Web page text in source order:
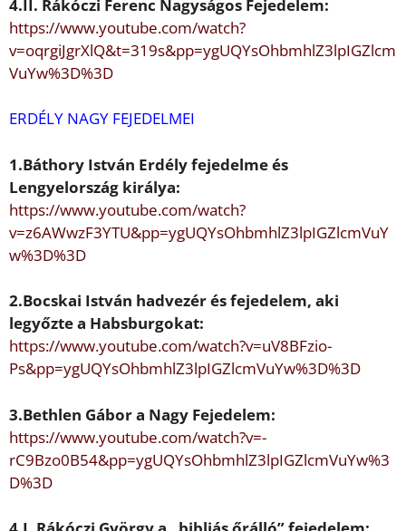
4.II. Rákóczi Ferenc Nagyságos Fejedelem:
https://www.youtube.com/watch?
v=oqrgiJgrXlQ&t=319s&pp=ygUQYsOhbmhlZ3lpIGZlcm
VuYw%3D%3D
ERDÉLY NAGY FEJEDELMEI
1.Báthory István Erdély fejedelme és
Lengyelország királya:
https://www.youtube.com/watch?
v=z6AWwzF3YTU&pp=ygUQYsOhbmhlZ3lpIGZlcmVuY
w%3D%3D
2.Bocskai István hadvezér és fejedelem, aki
legyőzte a Habsburgokat:
https://www.youtube.com/watch?v=uV8BFzio-
Ps&pp=ygUQYsOhbmhlZ3lpIGZlcmVuYw%3D%3D
3.Bethlen Gábora Nagy Fejedelem:
https://www.youtube.com/watch?v=-
rC9Bzo0B54&pp=ygUQYsOhbmhlZ3lpIGZlcmVuYw%3
D%3D